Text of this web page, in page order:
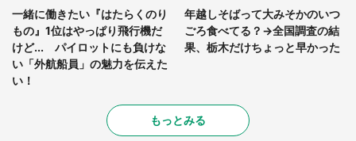
一緒に働きたい『はたらくのり
もの』1位はやっぱり飛行機だ
けど... パイロットにも負けな
い「外航船員」の魅力を伝えた
い！
年越しそばって大みそかのいつ
ごろ食べてる？→全国調査の結
果、栃木だけちょっと早かった
もっとみる